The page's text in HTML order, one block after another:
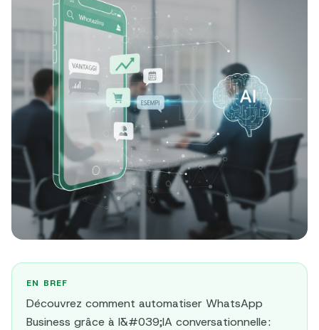
EN BREF
Découvrez comment automatiser WhatsApp
Business grâce à l&#039;IA conversationnelle :